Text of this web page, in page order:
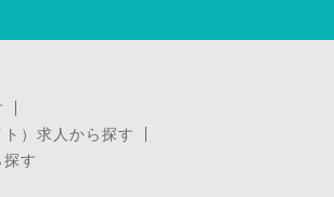
）求人から探す
す